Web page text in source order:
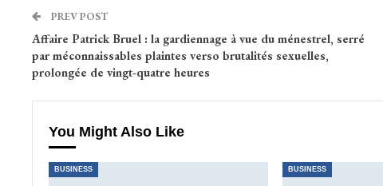
PREV POST
Affaire Patrick Bruel : la gardiennage à vue du ménestrel, serré
par méconnaissables plaintes verso brutalités sexuelles,
prolongée de vingt-quatre heures
You Might Also Like
BUSINESS BUSINESS